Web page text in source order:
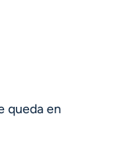
queda en